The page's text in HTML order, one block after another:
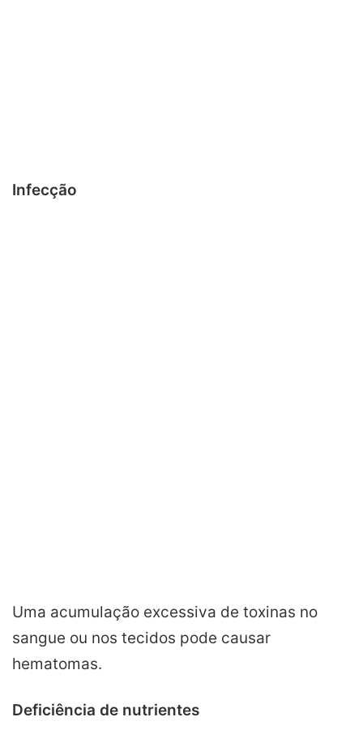
Infecção
Uma acumulação excessiva de toxinas no
sangue ou nos tecidos pode causar
hematomas.
Deficiência de nutrientes